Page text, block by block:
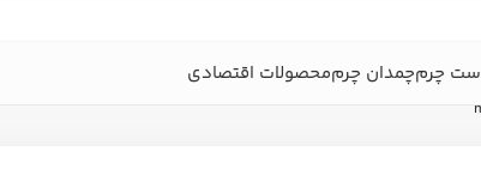
ست چرمچمدان چرممحصولات اقتصادی